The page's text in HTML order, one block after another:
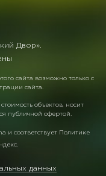
Двор».
сайта возможно только с
сайта.
объектов, носит
публичной офертой.
и соответствует Политике
.
данных